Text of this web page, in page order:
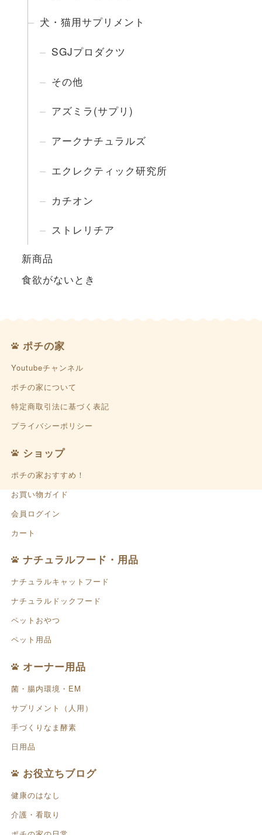
犬・猫用サプリメント
SGJプロダクツ
その他
アズミラ(サプリ)
アークナチュラルズ
エクレクティック研究所
カチオン
ストレリチア
新商品
食欲がないとき
ポチの家
Youtubeチャンネル
ポチの家について
特定商取引法に基づく表記
プライバシーポリシー
ショップ
ポチの家おすすめ！
お買い物ガイド
会員ログイン
カート
ナチュラルフード・用品
ナチュラルキャットフード
ナチュラルドックフード
ペットおやつ
ペット用品
オーナー用品
菌・腸内環境・EM
サプリメント（人用）
手づくりなま酵素
日用品
お役立ちブログ
健康のはなし
介護・看取り